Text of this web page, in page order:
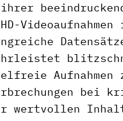
bei
wertvollen